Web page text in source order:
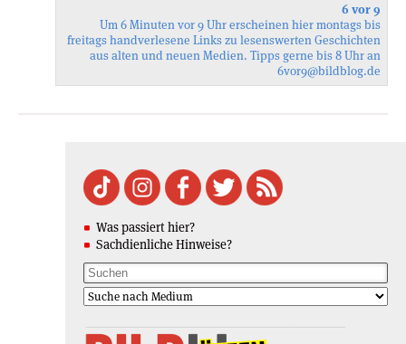
6 vor 9
Um 6 Minuten vor 9 Uhr erscheinen hier montags bis
freitags handverlesene Links zu lesenswerten Geschichten
aus alten und neuen Medien. Tipps gerne bis 8 Uhr an
6vor9@bildblog.de
Was passiert hier?
Sachdienliche Hinweise?